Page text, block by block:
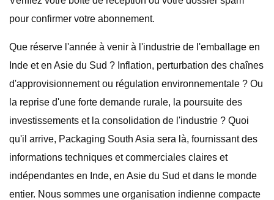
pour confirmer votre abonnement.
Que réserve l'année à venir à l'industrie de l'emballage en
Inde et en Asie du Sud ? Inflation, perturbation des chaînes
d'approvisionnement ou régulation environnementale ? Ou
la reprise d'une forte demande rurale, la poursuite des
investissements et la consolidation de l'industrie ? Quoi
qu'il arrive, Packaging South Asia sera là, fournissant des
informations techniques et commerciales claires et
indépendantes en Inde, en Asie du Sud et dans le monde
entier. Nous sommes une organisation indienne compacte